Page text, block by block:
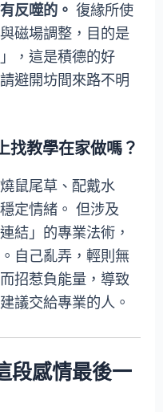
反噬的。 復緣所使
磁場調整，目的是
，這是積德的好
避開坊間來路不明
找教學在家做嗎？
鼠尾草、配戴水
定情緒。 但涉及
結」的專業法術，
自己亂弄，輕則無
招惹負能量，導致
議交給專業的人。
段感情最後一